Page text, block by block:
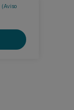
(Aviso